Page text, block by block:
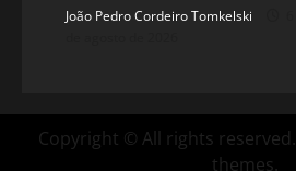
João Pedro Cordeiro Tomkelski
Copyright © All rights reserved.
themes.